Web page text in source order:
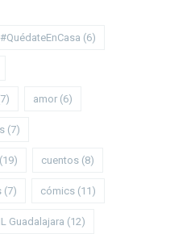
#QuédateEnCasa (6)
amor (6)
(7)
(19) cuentos (8)
(7) cómics (11)
Guadalajara (12)